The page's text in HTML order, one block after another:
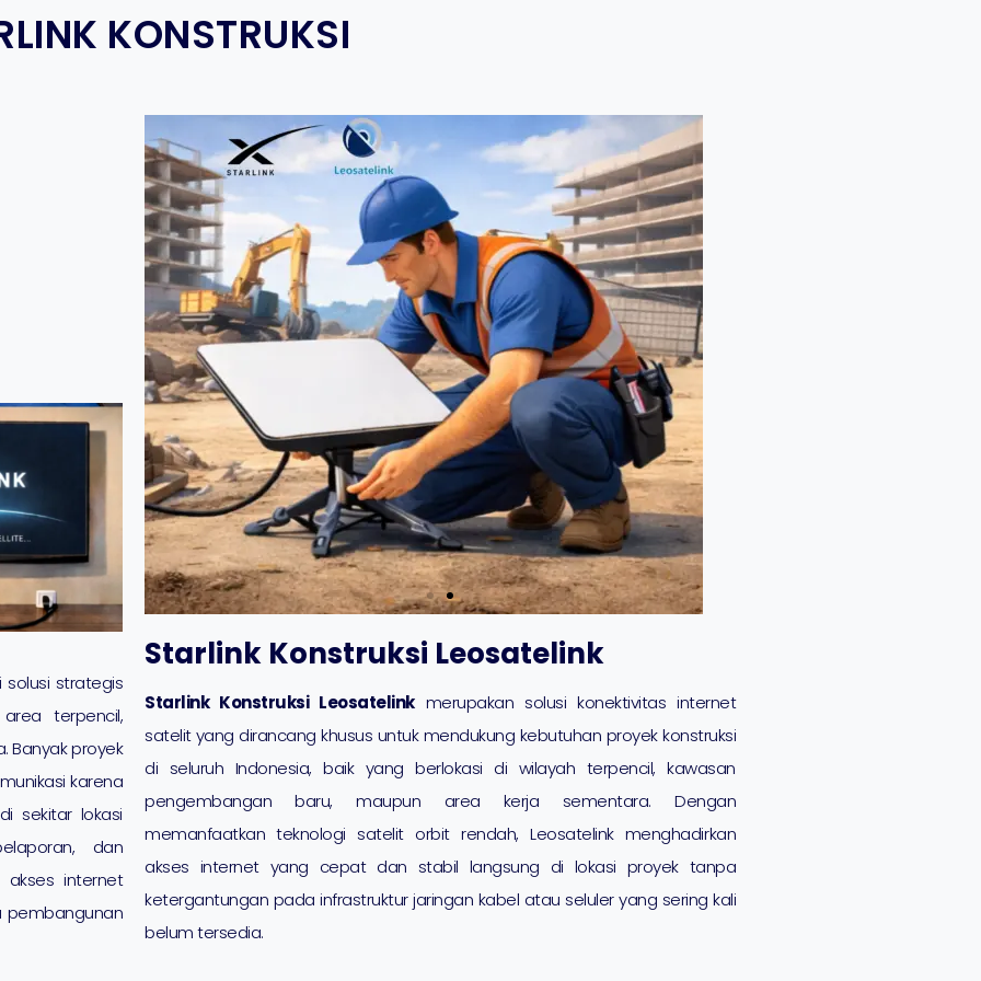
KONSTRUKSI
strategis
terpencil,
Banyak proyek
karena
sekitar lokasi
dan
akses internet
pembangunan
Starlink Konstruksi Leosatelink
Starlink Konstruksi Leosatelinkmerupakan solusi konektivitas internet
satelit yang dirancang khusus untuk mendukung kebutuhan proyek konstruksi
di seluruh Indonesia, baik yang berlokasi di wilayah terpencil, kawasan
pengembangan baru, maupun area kerja sementara. Dengan
memanfaatkan teknologi satelit orbit rendah, Leosatelink menghadirkan
akses internet yang cepat dan stabil langsung di lokasi proyek tanpa
ketergantungan pada infrastruktur jaringan kabel atau seluler yang sering kali
belum tersedia.